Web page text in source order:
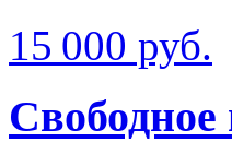
15 000 руб.
Свободное